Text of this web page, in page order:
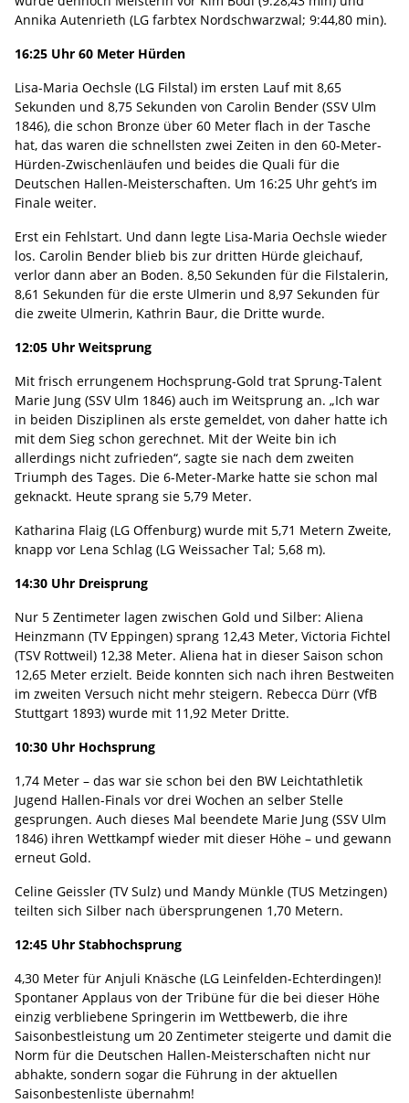
Annika Autenrieth (LG farbtex Nordschwarzwal; 9:44,80 min).
16:25 Uhr 60 Meter Hürden
Lisa-Maria Oechsle (LG Filstal) im ersten Lauf mit 8,65
Sekunden und 8,75 Sekunden von Carolin Bender (SSV Ulm
1846), die schon Bronze über 60 Meter flach in der Tasche
hat, das waren die schnellsten zwei Zeiten in den 60-Meter-
Hürden-Zwischenläufen und beides die Quali für die
Deutschen Hallen-Meisterschaften. Um 16:25 Uhr geht’s im
Finale weiter.
Erst ein Fehlstart. Und dann legte Lisa-Maria Oechsle wieder
los. Carolin Bender blieb bis zur dritten Hürde gleichauf,
verlor dann aber an Boden. 8,50 Sekunden für die Filstalerin,
8,61 Sekunden für die erste Ulmerin und 8,97 Sekunden für
die zweite Ulmerin, Kathrin Baur, die Dritte wurde.
12:05 Uhr Weitsprung
Mit frisch errungenem Hochsprung-Gold trat Sprung-Talent
Marie Jung (SSV Ulm 1846) auch im Weitsprung an. „Ich war
in beiden Disziplinen als erste gemeldet, von daher hatte ich
mit dem Sieg schon gerechnet. Mit der Weite bin ich
allerdings nicht zufrieden“, sagte sie nach dem zweiten
Triumph des Tages. Die 6-Meter-Marke hatte sie schon mal
geknackt. Heute sprang sie 5,79 Meter.
Katharina Flaig (LG Offenburg) wurde mit 5,71 Metern Zweite,
knapp vor Lena Schlag (LG Weissacher Tal; 5,68 m).
14:30 Uhr Dreisprung
Nur 5 Zentimeter lagen zwischen Gold und Silber: Aliena
Heinzmann (TV Eppingen) sprang 12,43 Meter, Victoria Fichtel
(TSV Rottweil) 12,38 Meter. Aliena hat in dieser Saison schon
12,65 Meter erzielt. Beide konnten sich nach ihren Bestweiten
im zweiten Versuch nicht mehr steigern. Rebecca Dürr (VfB
Stuttgart 1893) wurde mit 11,92 Meter Dritte.
10:30 Uhr Hochsprung
1,74 Meter – das war sie schon bei den BW Leichtathletik
Jugend Hallen-Finals vor drei Wochen an selber Stelle
gesprungen. Auch dieses Mal beendete Marie Jung (SSV Ulm
1846) ihren Wettkampf wieder mit dieser Höhe – und gewann
erneut Gold.
Celine Geissler (TV Sulz) und Mandy Münkle (TUS Metzingen)
teilten sich Silber nach übersprungenen 1,70 Metern.
12:45 Uhr Stabhochsprung
4,30 Meter für Anjuli Knäsche (LG Leinfelden-Echterdingen)!
Spontaner Applaus von der Tribüne für die bei dieser Höhe
einzig verbliebene Springerin im Wettbewerb, die ihre
Saisonbestleistung um 20 Zentimeter steigerte und damit die
Norm für die Deutschen Hallen-Meisterschaften nicht nur
abhakte, sondern sogar die Führung in der aktuellen
Saisonbestenliste übernahm!